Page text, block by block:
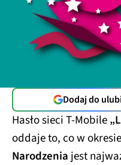
Dodaj do
Hasło sieci T-Mobile
oddaje to, co w okresie
Narodzenia jest